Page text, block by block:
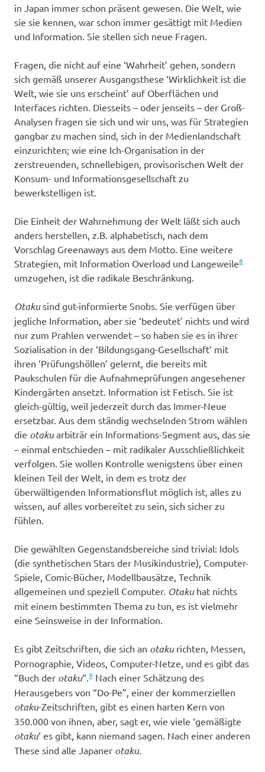
in Japan immer schon präsent gewesen. Die Welt, wie
sie sie kennen, war schon immer gesättigt mit Medien
und Information. Sie stellen sich neue Fragen.
Fragen, die nicht auf eine ‘Wahrheit’ gehen, sondern
sich gemäß unserer Ausgangsthese ‘Wirklichkeit ist die
Welt, wie sie uns erscheint’ auf Oberflächen und
Interfaces richten. Diesseits – oder jenseits – der Groß-
Analysen fragen sie sich und wir uns, was für Strategien
gangbar zu machen sind, sich in der Medienlandschaft
einzurichten; wie eine Ich-Organisation in der
zerstreuenden, schnellebigen, provisorischen Welt der
Konsum- und Informationsgesellschaft zu
bewerkstelligen ist.
Die Einheit der Wahrnehmung der Welt läßt sich auch
anders herstellen, z.B. alphabetisch, nach dem
Vorschlag Greenaways aus dem Motto. Eine weitere
Strategien, mit Information Overload und Langeweile8
umzugehen, ist die radikale Beschränkung.
Otakusind gut-informierte Snobs. Sie verfügen über
jegliche Information, aber sie ‘bedeutet’ nichts und wird
nur zum Prahlen verwendet – so haben sie es in ihrer
Sozialisation in der ‘Bildungsgang-Gesellschaft’ mit
ihren ‘Prüfungshöllen’ gelernt, die bereits mit
Paukschulen für die Aufnahmeprüfungen angesehener
Kindergärten ansetzt. Information ist Fetisch. Sie ist
gleich-gültig, weil jederzeit durch das Immer-Neue
ersetzbar. Aus dem ständig wechselnden Strom wählen
die otakuarbiträr ein Informations-Segment aus, das sie
– einmal entschieden – mit radikaler Ausschließlichkeit
verfolgen. Sie wollen Kontrolle wenigstens über einen
kleinen Teil der Welt, in dem es trotz der
überwältigenden Informationsflut möglich ist, alles zu
wissen, auf alles vorbereitet zu sein, sich sicher zu
fühlen.
Die gewählten Gegenstandsbereiche sind trivial: Idols
(die synthetischen Stars der Musikindustrie), Computer-
Spiele, Comic-Bücher, Modellbausätze, Technik
allgemeinen und speziell Computer. Otakuhat nichts
mit einem bestimmten Thema zu tun, es ist vielmehr
eine Seinsweise in der Information.
Es gibt Zeitschriften, die sich an otakurichten, Messen,
Pornographie, Videos, Computer-Netze, und es gibt das
“Buch der otaku“. 9 Nach einer Schätzung des
Herausgebers von “Do-Pe”, einer der kommerziellen
otaku-Zeitschriften, gibt es einen harten Kern von
350.000 von ihnen, aber, sagt er, wie viele ‘gemäßigte
otaku‘ es gibt, kann niemand sagen. Nach einer anderen
These sind alle Japaner otaku.